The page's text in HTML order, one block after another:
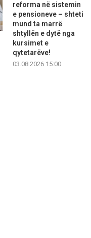
reforma në sistemin
e pensioneve – shteti
mund ta marrë
shtyllën e dytë nga
kursimet e
qytetarëve!
03.08.2026 15:00